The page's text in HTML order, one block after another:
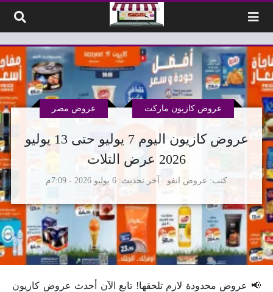
عروض كازيون اليوم 7 يوليو حتى 13 يوليو
2026 عرض التلات
كتب عروض انفو
عروض كازيون ماركت عروض مصر
آخر تحديث 6 يوليو 2026 - 7:09م
📢 عروض محدودة لازم تلحقها! تابع الآن أحدث عروض كازيون